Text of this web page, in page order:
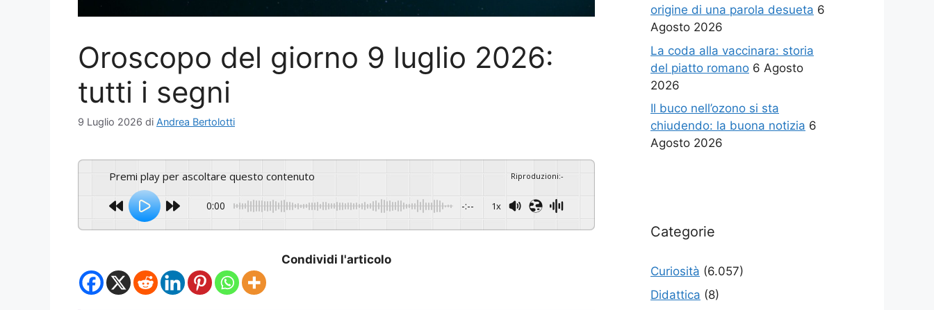
Oroscopo del giorno 9 luglio 2026:
tutti i segni
9 Luglio 2026 di Andrea Bertolotti
Premi play per ascoltare questo contenuto Riproduzioni:-
0:00 -:-- 1x
Condividi l'articolo
origine di una parola desueta 6
Agosto 2026
La coda alla vaccinara: storia
del piatto romano 6 Agosto
2026
Il buco nell’ozono si sta
chiudendo: la buona notizia 6
Agosto 2026
Categorie
Curiosità (6.057)
Didattica (8)